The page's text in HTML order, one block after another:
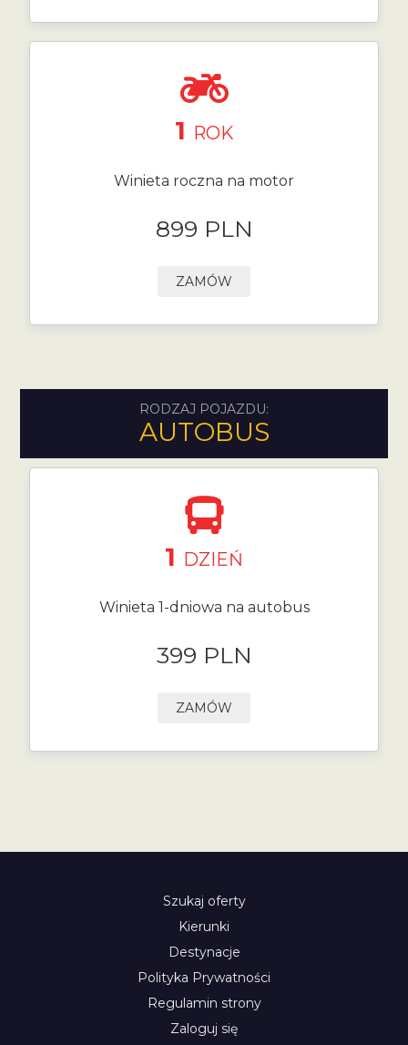
1 ROK
Winieta roczna na motor
899 PLN
ZAMÓW
RODZAJ POJAZDU:
AUTOBUS
1 DZIEŃ
Winieta 1-dniowa na autobus
399 PLN
ZAMÓW
Szukaj oferty
Kierunki
Destynacje
Polityka Prywatności
Regulamin strony
Zaloguj się